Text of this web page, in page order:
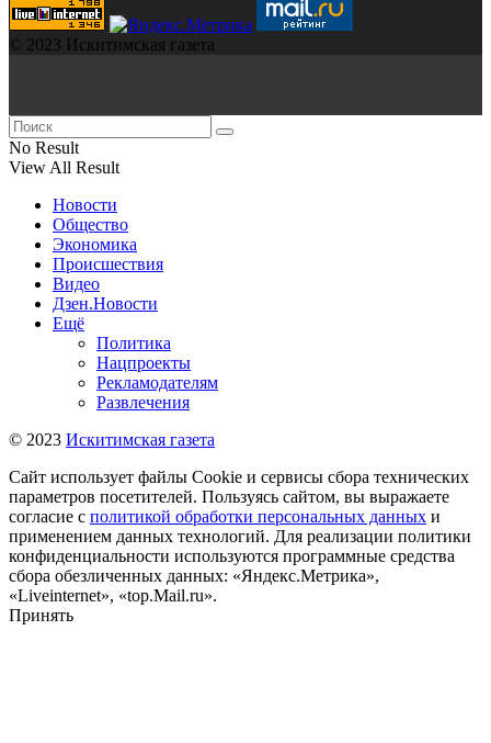
© 2023 Искитимская газета
No Result
View All Result
Новости
Общество
Экономика
Происшествия
Видео
Дзен.Новости
Ещё
Политика
Нацпроекты
Рекламодателям
Развлечения
© 2023 Искитимская газета
Сайт использует файлы Cookie и сервисы сбора технических
параметров посетителей. Пользуясь сайтом, вы выражаете
согласие с политикой обработки персональных данных и
применением данных технологий. Для реализации политики
конфиденциальности используются программные средства
сбора обезличенных данных: «Яндекс.Метрика»,
«Liveinternet», «top.Mail.ru».
Принять